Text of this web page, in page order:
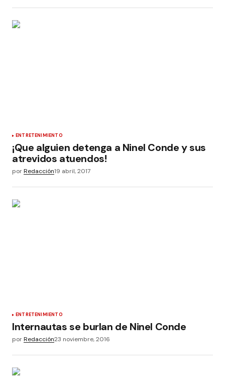
ENTRETENIMIENTO
¡Que alguien detenga a Ninel Conde y sus
atrevidos atuendos!
porRedacción19 abril, 2017
ENTRETENIMIENTO
Internautas se burlan de Ninel Conde
porRedacción23 noviembre, 2016